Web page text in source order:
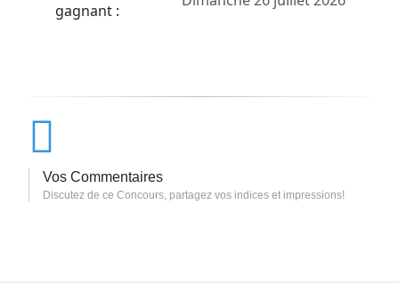
gagnant :
Vos Commentaires
Discutez de ce Concours, partagez vos indices et impressions!